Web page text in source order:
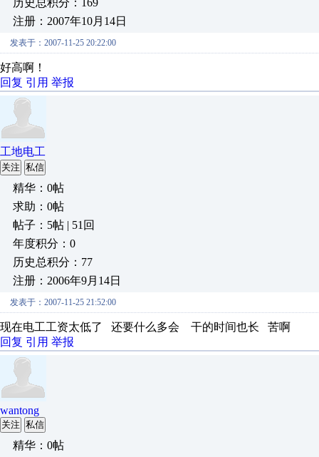
历史总积分：169
注册：2007年10月14日
发表于：2007-11-25 20:22:00
好高啊！
回复 引用 举报
工地电工
关注 私信
精华：0帖
求助：0帖
帖子：5帖 | 51回
年度积分：0
历史总积分：77
注册：2006年9月14日
发表于：2007-11-25 21:52:00
现在电工工资太低了 还要什么多会 干的时间也长 苦啊
回复 引用 举报
wantong
关注 私信
精华：0帖